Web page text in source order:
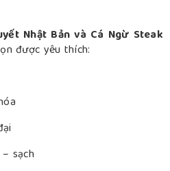
Nhật Bản và Cá Ngừ Steak
được yêu thích:
sạch